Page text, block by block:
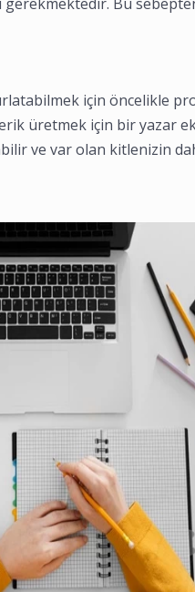
için öncelikle
üretmek için bir yazar
ve var olan kitlenizin